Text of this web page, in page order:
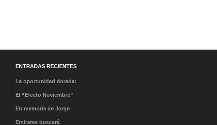
ENTRADAS RECIENTES
La oportunidad dorada:
Lecciones de clase,
El “Efecto Noviembre”
Por qué la llegada del
Papa va a cambiar tus
En memoria de Jorge
Messi: Condolencias a
Emirates buscará